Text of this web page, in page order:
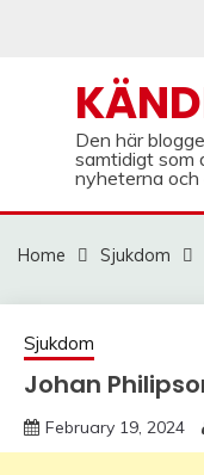
Den här
samtidigt som
nyheterna och
Home Sjukdom
Sjukdom
Johan
February 19, 2024